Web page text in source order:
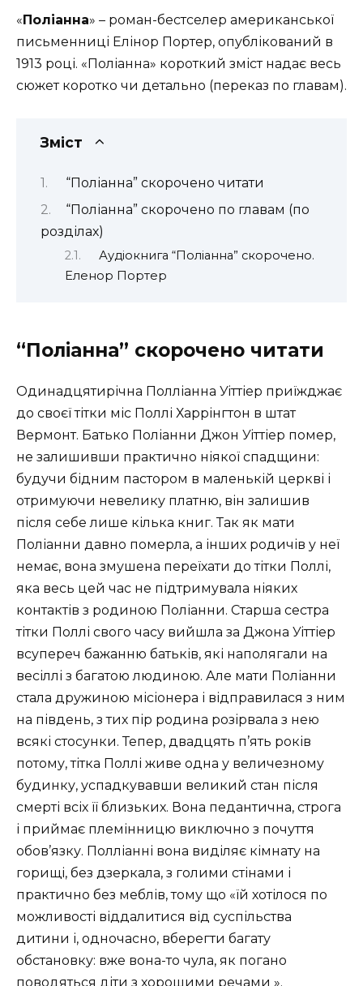
«Поліанна» – роман-бестселер американської
письменниці Елінор Портер, опублікований в
1913 році. «Поліанна» короткий зміст надає весь
сюжет коротко чи детально (переказ по главам).
Зміст
“Поліанна” скорочено читати
“Поліанна” скорочено по главам (по
розділах)
Аудіокнига “Поліанна” скорочено.
Еленор Портер
“Поліанна” скорочено читати
Одинадцятирічна Полліанна Уіттіер приїжджає
до своєї тітки міс Поллі Харрінгтон в штат
Вермонт. Батько Поліанни Джон Уіттіер помер,
не залишивши практично ніякої спадщини:
будучи бідним пастором в маленькій церкві і
отримуючи невелику платню, він залишив
після себе лише кілька книг. Так як мати
Поліанни давно померла, а інших родичів у неї
немає, вона змушена переїхати до тітки Поллі,
яка весь цей час не підтримувала ніяких
контактів з родиною Поліанни. Старша сестра
тітки Поллі свого часу вийшла за Джона Уіттіер
всупереч бажанню батьків, які наполягали на
весіллі з багатою людиною. Але мати Поліанни
стала дружиною місіонера і відправилася з ним
на південь, з тих пір родина розірвала з нею
всякі стосунки. Тепер, двадцять п’ять років
потому, тітка Поллі живе одна у величезному
будинку, успадкувавши великий стан після
смерті всіх її близьких. Вона педантична, строга
і приймає племінницю виключно з почуття
обов’язку. Полліанні вона виділяє кімнату на
горищі, без дзеркала, з голими стінами і
практично без меблів, тому що «їй хотілося по
можливості віддалитися від суспільства
дитини і, одночасно, вберегти багату
обстановку: вже вона-то чула, як погано
поводяться діти з хорошими речами ».